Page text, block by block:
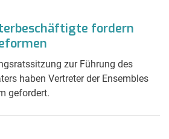
fordern
zur Führung des
haben Vertreter der Ensembles
gefordert.